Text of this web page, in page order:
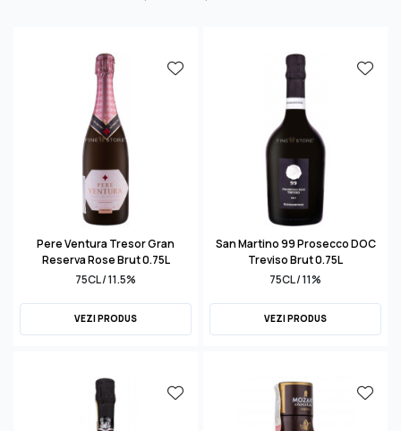
Pere Ventura Tresor Gran
Reserva Rose Brut 0.75L
75CL / 11.5%
VEZI PRODUS
San Martino 99 Prosecco DOC
Treviso Brut 0.75L
75CL / 11%
VEZI PRODUS